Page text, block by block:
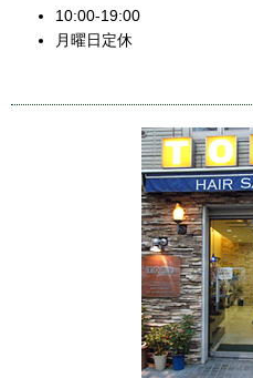
10:00-19:00
月曜日定休